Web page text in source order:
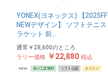
YONEX(ヨネックス) 【2025FF
NEWデザイン】 ソフトテニス
ラケット 前…
通常 ￥28,600のところ
ラリー価格 ￥22,880税込
NEW 張り工賃無料 ソフト公認 オススメ